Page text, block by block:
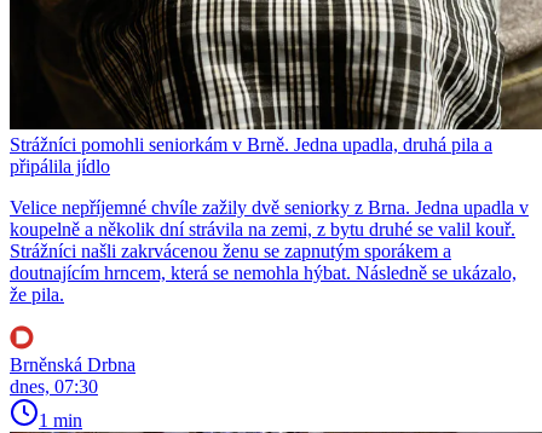
Strážníci pomohli seniorkám v Brně. Jedna upadla, druhá pila a
připálila jídlo
Velice nepříjemné chvíle zažily dvě seniorky z Brna. Jedna upadla v
koupelně a několik dní strávila na zemi, z bytu druhé se valil kouř.
Strážníci našli zakrvácenou ženu se zapnutým sporákem a
doutnajícím hrncem, která se nemohla hýbat. Následně se ukázalo,
že pila.
Brněnská Drbna
dnes, 07:30
1 min